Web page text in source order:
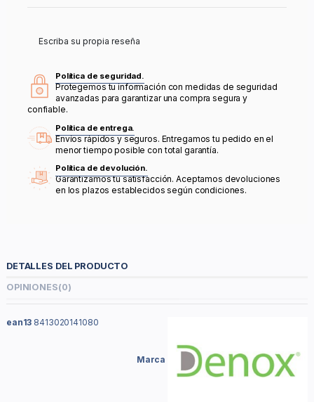
Escriba su propia reseña
Política de seguridad.
Protegemos tu información con medidas de seguridad
avanzadas para garantizar una compra segura y
confiable.
Política de entrega.
Envíos rápidos y seguros. Entregamos tu pedido en el
menor tiempo posible con total garantía.
Política de devolución.
Garantizamos tu satisfacción. Aceptamos devoluciones
en los plazos establecidos según condiciones.
DETALLES DEL PRODUCTO
OPINIONES(0)
Marca
ean13 8413020141080